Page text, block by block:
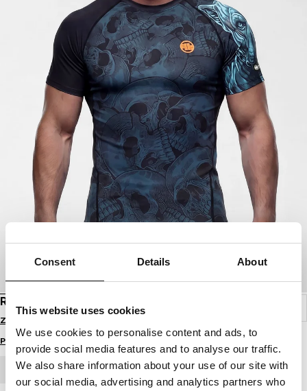
Consent Details About
This website uses cookies
We use cookies to personalise content and ads, to
provide social media features and to analyse our traffic.
We also share information about your use of our site with
our social media, advertising and analytics partners who
RASHGUARD GUARDIAN ANGEL
Zaloguj się by zobaczyć ceny
Przewodnik po rozmiarach
ZAMÓWIENIE HURTOWE